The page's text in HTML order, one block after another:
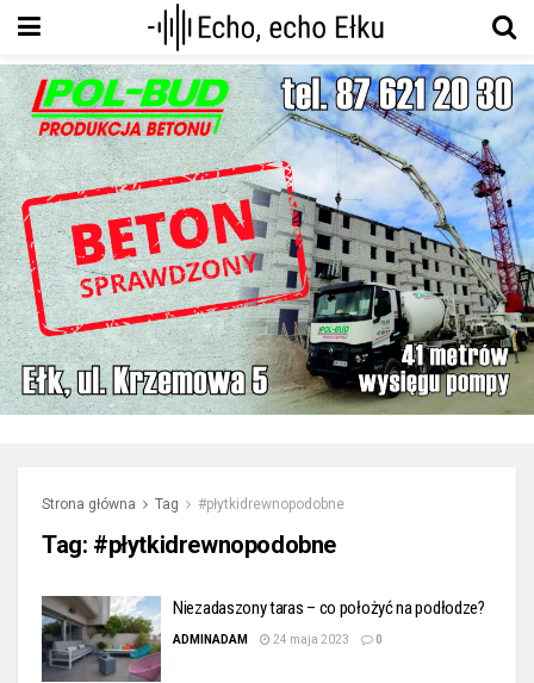
Strona główna Tag #płytkidrewnopodobne
Tag: #płytkidrewnopodobne
Niezadaszony taras – co położyć na podłodze?
ADMINADAM 24 maja 2023 0